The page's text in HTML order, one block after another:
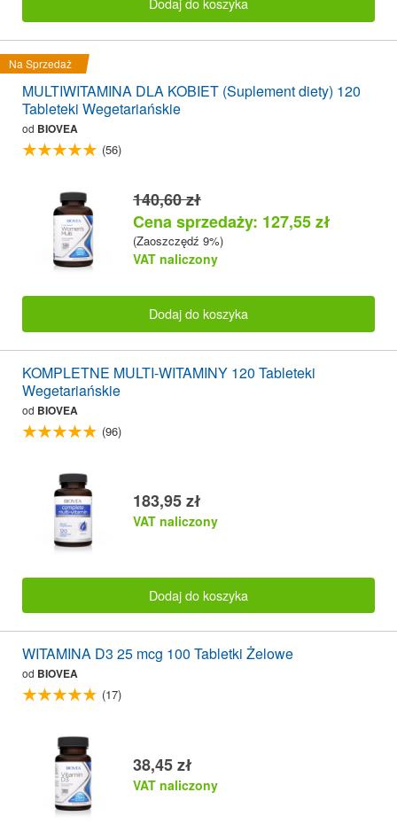
Na Sprzedaż
MULTIWITAMINA DLA KOBIET (Suplement diety) 120
Tableteki Wegetariańskie
od BIOVEA
(56)
140,60 zł
Cena sprzedaży: 127,55 zł
(Zaoszczędź 9%)
VAT naliczony
Dodaj do koszyka
KOMPLETNE MULTI-WITAMINY 120 Tableteki
Wegetariańskie
od BIOVEA
(96)
183,95 zł
VAT naliczony
Dodaj do koszyka
WITAMINA D3 25 mcg 100 Tabletki Żelowe
od BIOVEA
(17)
38,45 zł
VAT naliczony